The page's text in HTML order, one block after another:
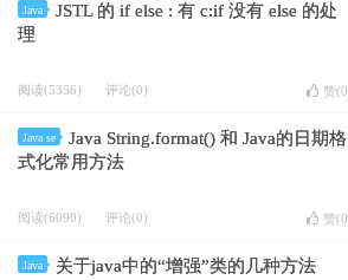
Java
JSTL 的 if else : 有 c:if 没有 else 的处
理
阅读(5356) 评论(0) 赞(0
Java se
Java String.format() 和 Java的日期格
式化常用方法
阅读(6090) 评论(0) 赞(0
Java 关于java中的“增强”类的几种方法